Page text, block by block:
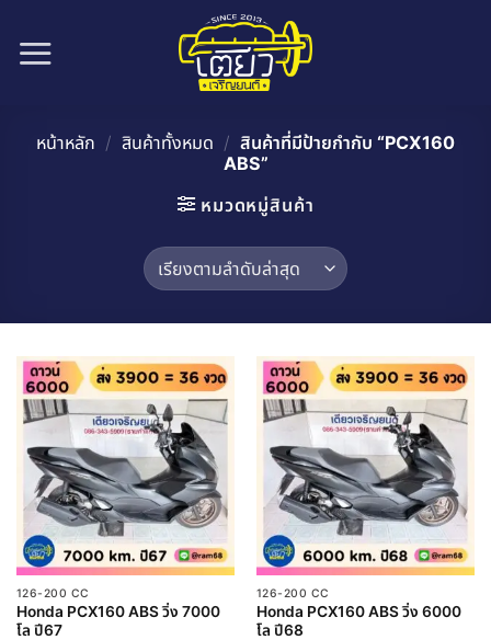
หน้าหลัก / สินค้าทั้งหมด / สินค้าที่มีป้ายกำกับ “PCX160
ABS”
หมวดหมู่สินค้า
126-200 CC
Honda PCX160 ABS วิ่ง 7000
โล ปี67
126-200 CC
Honda PCX160 ABS วิ่ง 6000
โล ปี68